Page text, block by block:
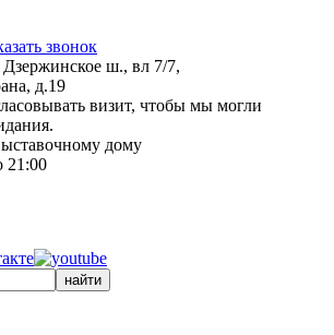
звонок
ш., вл 7/7,
д.19
визит, чтобы мы могли
дому
21:00
найти